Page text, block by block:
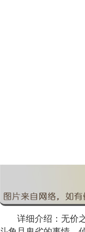
详细介绍：无价